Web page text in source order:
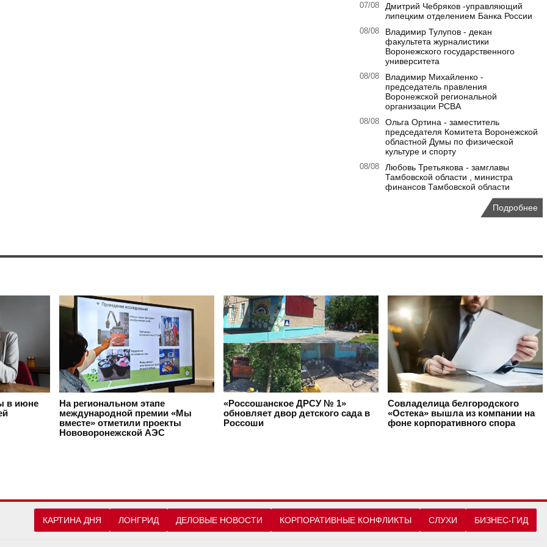
07/08
Дмитрий Чебряков -управляющий
липецким отделением Банка России
08/08
Владимир Тулупов - декан
факультета журналистики
Воронежского государственного
университета
08/08
Владимир Михайленко -
председатель правления
Воронежской региональной
организации РСВА
08/08
Ольга Ортина - заместитель
председателя Комитета Воронежской
областной Думы по физической
культуре и спорту
08/08
Любовь Третьякова - замглавы
Тамбовской области , министра
финансов Тамбовской области
Подробнее
в июне
На региональном этапе
международной премии «Мы
вместе» отметили проекты
Нововоронежской АЭС
«Россошанское ДРСУ № 1»
обновляет двор детского сада в
Россоши
Совладелица белгородского
«Остека» вышла из компании на
фоне корпоративного спора
КАРТИНА ДНЯ ЛОНГРИД ДЕЛОВЫЕ НОВОСТИ КОРПОРАТИВНЫЕ КОНФЛИКТЫ СЛУХИ БИЗНЕС-ГИД